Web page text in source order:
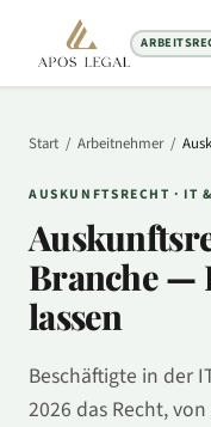
Start / Arbeitnehmer /
AUSKUNFTSRECHT · IT
Branche—
lassen
Beschäftigte in der
2026 das Recht,